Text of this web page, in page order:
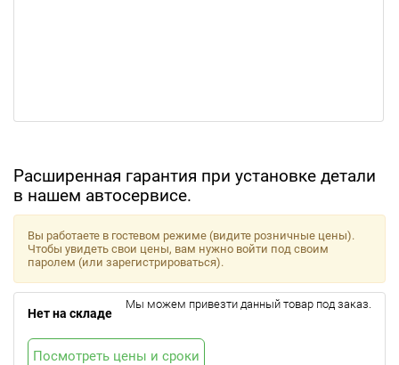
Расширенная гарантия при установке детали
в нашем автосервисе.
Вы работаете в гостевом режиме (видите розничные цены).
Чтобы увидеть свои цены, вам нужно войти под своим
паролем (или зарегистрироваться).
Нет на складе
Мы можем привезти данный товар под заказ.
Посмотреть цены и сроки